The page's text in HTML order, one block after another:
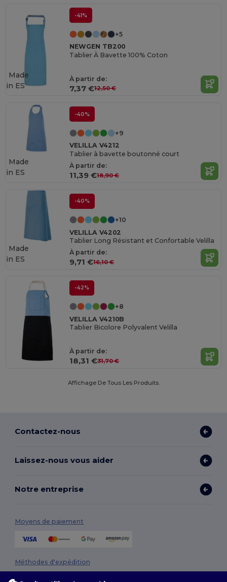
-41%
+5
NEWGEN TB200
Tablier À Bavette 100% Coton
À partir de:
7,37 €12,50 €
Made
in ES
-40%
+9
VELILLA V4212
Tablier à bavette boutonné court
À partir de:
11,39 €18,90 €
Made
in ES
-40%
+10
VELILLA V4202
Tablier Long Résistant et Confortable Velilla
À partir de:
9,71 €16,10 €
Made
in ES
-42%
+8
VELILLA V4210B
Tablier Bicolore Polyvalent Velilla
À partir de:
18,31 €31,70 €
Affichage De Tous Les Produits.
Contactez-nous
Laissez-nous vous aider
Notre entreprise
Moyens de paiement
Méthodes d'expédition